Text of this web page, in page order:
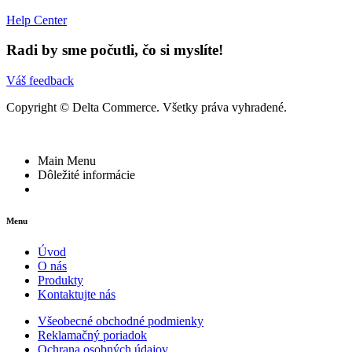
Help Center
Radi by sme počutli, čo si myslíte!
Váš feedback
Copyright © Delta Commerce. Všetky práva vyhradené.
Main Menu
Dôležité informácie
Menu
Úvod
O nás
Produkty
Kontaktujte nás
Všeobecné obchodné podmienky
Reklamačný poriadok
Ochrana osobných údajov